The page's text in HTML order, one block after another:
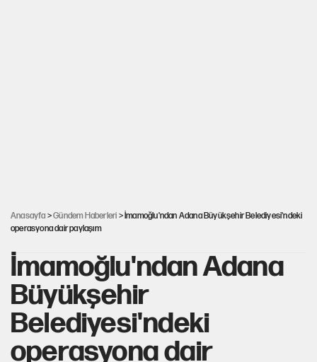
Anasayfa >Gündem Haberleri > İmamoğlu'ndan Adana Büyükşehir Belediyesi'ndeki
operasyona dair paylaşım
İmamoğlu'ndan Adana
Büyükşehir
Belediyesi'ndeki
operasyona dair